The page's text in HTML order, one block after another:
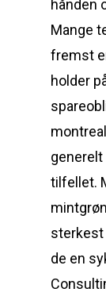
hånden
Mange
fremst
holder
tilfellet.
sterkest
de en